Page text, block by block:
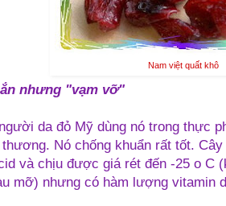
Nam việt quất khô
nhưng "vạm vỡ"
da đỏ Mỹ dùng nó trong thực
Nó chống khuẩn rất tốt.
và chịu được giá rét đến -25 o C
mỡ) nhưng có hàm lượng vitamin